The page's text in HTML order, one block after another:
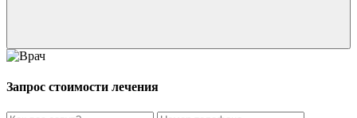
Запрос стоимости лечения